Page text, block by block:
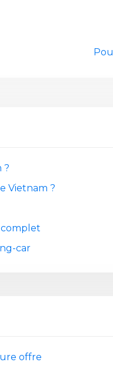
?
Vietnam ?
complet
car
offre